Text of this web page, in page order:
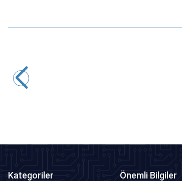
Kategoriler Önemli Bilgiler